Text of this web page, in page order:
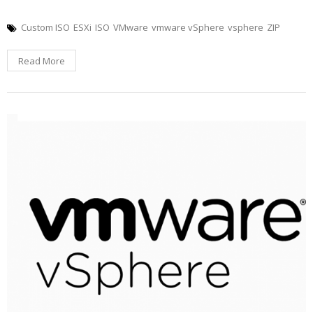
Custom ISO ESXi ISO VMware vmware vSphere vsphere ZIP
Read More